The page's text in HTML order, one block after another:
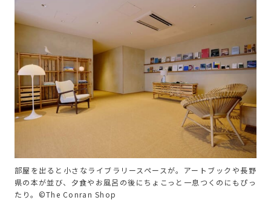
部屋を出ると小さなライブラリースペースが。アートブックや長野
県の本が並び、夕食やお風呂の後にちょこっと一息つくのにもぴっ
たり。©The Conran Shop